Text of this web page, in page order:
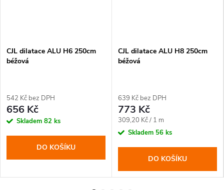
CJL dilatace ALU H6 250cm
béžová
542 Kč bez DPH
656 Kč
Skladem 82 ks
DO KOŠÍKU
CJL dilatace ALU H8 250cm
béžová
639 Kč bez DPH
773 Kč
Měrná
cena:
309,20 Kč / 1 m
Skladem 56 ks
DO KOŠÍKU